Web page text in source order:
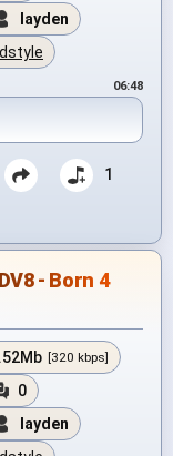
layden
06:48
1
- Born 4
[320 kbps]
0
layden